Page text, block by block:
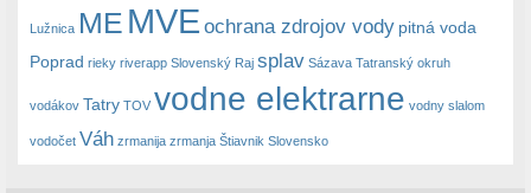
Lužnica ME MVE ochrana zdrojov vody pitná voda
Poprad rieky riverapp Slovenský Raj splav Sázava Tatranský okruh
vodákov Tatry TOV vodne elektrarne vodny slalom
vodočet Váh zrmanija zrmanja Štiavnik Slovensko